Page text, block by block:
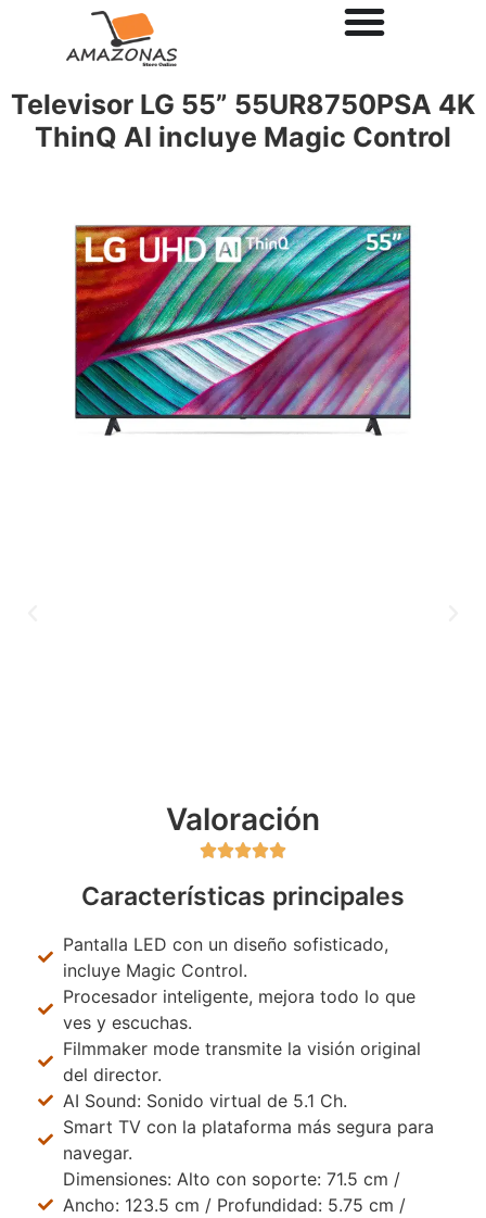
Televisor LG 55” 55UR8750PSA 4K
ThinQ AI incluye Magic Control
Valoración

Características principales
Pantalla LED con un diseño sofisticado,
incluye Magic Control.
Procesador inteligente, mejora todo lo que
ves y escuchas.
Filmmaker mode transmite la visión original
del director.
AI Sound: Sonido virtual de 5.1 Ch.
Smart TV con la plataforma más segura para
navegar.
Dimensiones: Alto con soporte: 71.5 cm /
Ancho: 123.5 cm / Profundidad: 5.75 cm /